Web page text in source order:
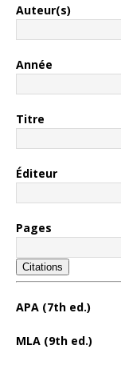
Auteur(s)
Année
Titre
Éditeur
Pages
Citations
APA (7th ed.)
MLA (9th ed.)